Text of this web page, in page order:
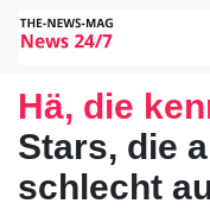
Hä, die
Stars, die
schlecht